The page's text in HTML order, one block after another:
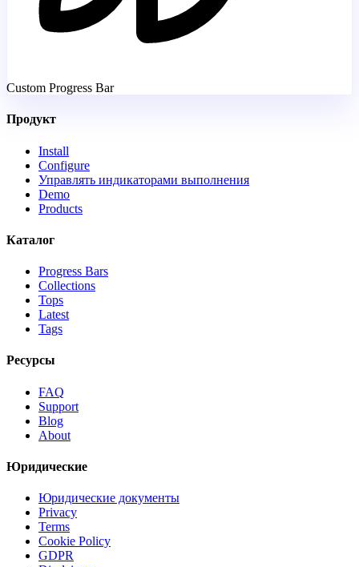
Custom Progress Bar
Продукт
Install
Configure
Управлять индикаторами выполнения
Demo
Products
Каталог
Progress Bars
Collections
Tops
Latest
Tags
Ресурсы
FAQ
Support
Blog
About
Юридические
Юридические документы
Privacy
Terms
Cookie Policy
GDPR